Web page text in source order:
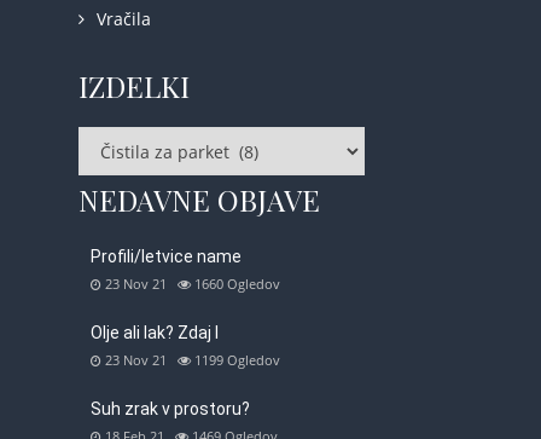
Vračila
IZDELKI
NEDAVNE OBJAVE
Profili/letvice name
23 Nov 21 1660 Ogledov
Olje ali lak? Zdaj l
23 Nov 21 1199 Ogledov
Suh zrak v prostoru?